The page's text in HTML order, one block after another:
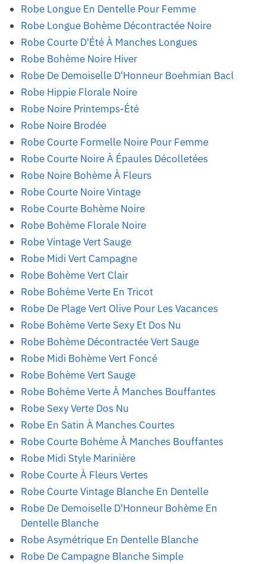
Robe Longue En Dentelle Pour Femme
Robe Longue Bohème Décontractée Noire
Robe Courte D'Été À Manches Longues
Robe Bohème Noire Hiver
Robe De Demoiselle D'Honneur Boehmian Bacl
Robe Hippie Florale Noire
Robe Noire Printemps-Été
Robe Noire Brodée
Robe Courte Formelle Noire Pour Femme
Robe Courte Noire À Épaules Décolletées
Robe Noire Bohème À Fleurs
Robe Courte Noire Vintage
Robe Courte Bohème Noire
Robe Bohème Florale Noire
Robe Vintage Vert Sauge
Robe Midi Vert Campagne
Robe Bohème Vert Clair
Robe Bohème Verte En Tricot
Robe De Plage Vert Olive Pour Les Vacances
Robe Bohème Verte Sexy Et Dos Nu
Robe Bohème Décontractée Vert Sauge
Robe Midi Bohème Vert Foncé
Robe Bohème Vert Sauge
Robe Bohème Verte À Manches Bouffantes
Robe Sexy Verte Dos Nu
Robe En Satin À Manches Courtes
Robe Courte Bohème À Manches Bouffantes
Robe Midi Style Marinière
Robe Courte À Fleurs Vertes
Robe Courte Vintage Blanche En Dentelle
Robe De Demoiselle D'Honneur Bohème En
Dentelle Blanche
Robe Asymétrique En Dentelle Blanche
Robe De Campagne Blanche Simple